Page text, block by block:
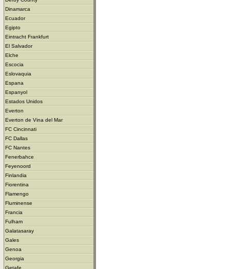
Dinamarca
Ecuador
Egipto
Eintracht Frankfurt
El Salvador
Elche
Escocia
Eslovaquia
Espana
Espanyol
Estados Unidos
Everton
Everton de Vina del Mar
FC Cincinnati
FC Dallas
FC Nantes
Fenerbahce
Feyenoord
Finlandia
Fiorentina
Flamengo
Fluminense
Francia
Fulham
Galatasaray
Gales
Genoa
Georgia
Getafe